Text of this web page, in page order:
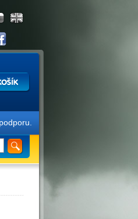
tým Filmareny.